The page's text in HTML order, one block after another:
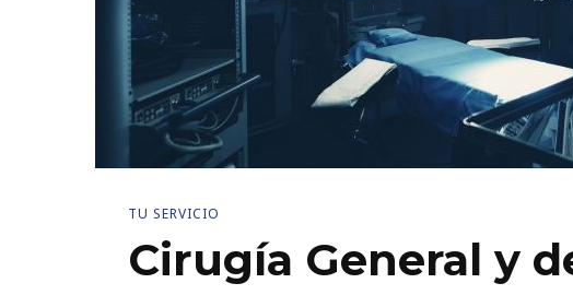
TU SERVICIO
Cirugía General y